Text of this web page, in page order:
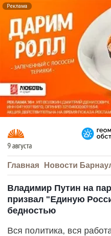
Реклама
9 августа
Главная Новости
Владимир Путин на
призвал "Единую
бедностью
Вся политика, вся